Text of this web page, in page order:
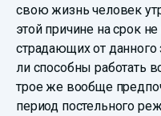
свою жизнь человек
этой причине на срок
страдающих от
ли способны работать
трое же вообще
период постельного